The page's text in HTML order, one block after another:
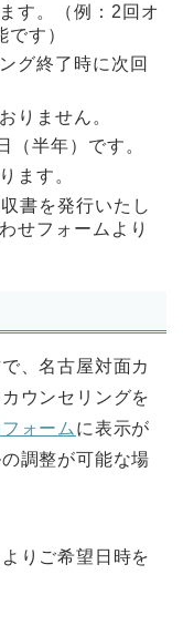
す。（例：2回オ
す）
グ終了時に次回
りません。
（半年）です。
ます。
書を発行いたし
せフォームより
、名古屋対面カ
ウンセリングを
ォーム に表示が
調整が可能な場
よりご希望日時を